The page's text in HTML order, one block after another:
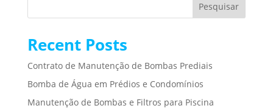
Pesquisar
Recent Posts
Contrato de Manutenção de Bombas Prediais
Bomba de Água em Prédios e Condomínios
Manutenção de Bombas e Filtros para Piscina